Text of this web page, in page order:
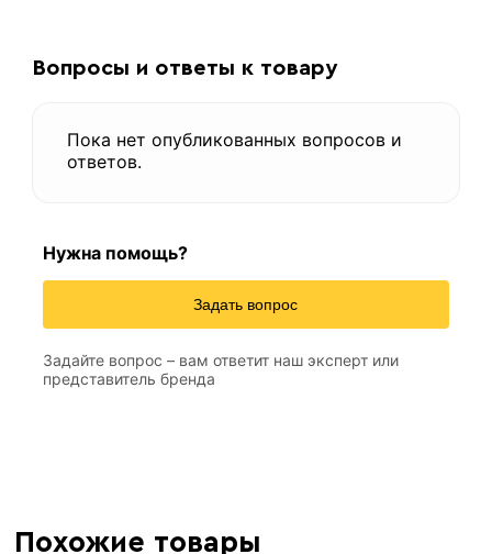
Вопросы и ответы к товару
Пока нет опубликованных вопросов и
ответов.
Нужна помощь?
Задать вопрос
Задайте вопрос – вам ответит наш эксперт или
представитель бренда
Похожие товары